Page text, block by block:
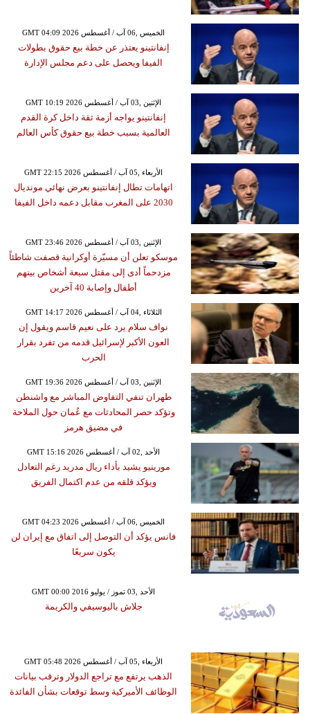
GMT 04:09 2026 الخميس ,06 آب / أغسطس
إنفانتينو يعتذر عن خطة بيع حقوق بطولات
الفيفا ويحصل على دعم مجلس الإدارة
GMT 10:19 2026 الإثنين ,03 آب / أغسطس
إنفانتينو يواجه أزمة ثقة داخل كرة القدم
العالمية بسبب خطة بيع حقوق كأس العالم
GMT 22:15 2026 الأربعاء ,05 آب / أغسطس
اتهامات تطال إنفانتينو بعرض نهائي مونديال
2030 على المغرب مقابل دعمه داخل الفيفا
GMT 23:46 2026 الإثنين ,03 آب / أغسطس
موسكو تعلن أن مسيّرة أوكرانية قصفت شاطئاً
مزدحماً أدى إلى مقتل سبعة أشخاص بينهم
أطفال وإصابة 40 آخرين
GMT 14:17 2026 الثلاثاء ,04 آب / أغسطس
نواف سلام يرد على نعيم قاسم ويقول إن
العون الأكبر لإسرائيل قدمه من تفرد بقرار
الحرب
GMT 19:36 2026 الإثنين ,03 آب / أغسطس
طهران تنفي التفاوض المباشر مع واشنطن
وتؤكد حصر المحادثات مع عُمان حول الملاحة
في مضيق هرمز
GMT 15:16 2026 الأحد ,02 آب / أغسطس
مورينيو يشيد بأداء ريال مدريد رغم التعادل
ويؤكد قلقه من عدم اكتمال الفريق
GMT 04:23 2026 الخميس ,06 آب / أغسطس
فانس يؤكد أن التوصل إلى اتفاق مع إيران لن
يكون سريعًا
GMT 00:00 2016 الأحد ,03 تموز / يوليو
جلاش باليوسيفي والكريمة
GMT 05:48 2026 الأربعاء ,05 آب / أغسطس
الذهب يرتفع مع تراجع الدولار وترقب بيانات
الوظائف الأميركية وسط توقعات بشأن الفائدة